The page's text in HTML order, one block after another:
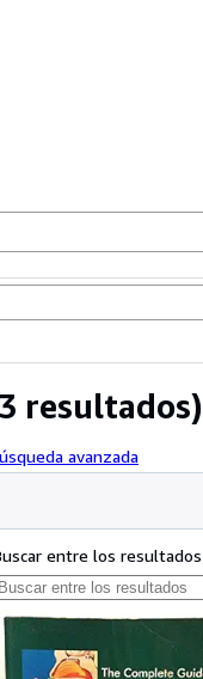
resultados)
avanzada
entre los resultados